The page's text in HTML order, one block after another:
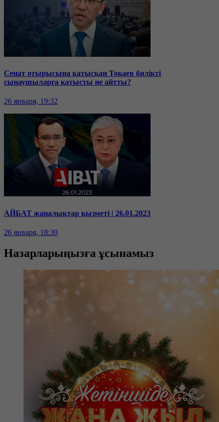
Сенат отырысына қатысқан Тоқаев билікті
сынаушыларға қатысты не айтты?
26 января, 19:32
АЙБАТ жаңалықтар қызметі | 26.01.2023
26 января, 18:30
Назарларыңызға ұсынамыз